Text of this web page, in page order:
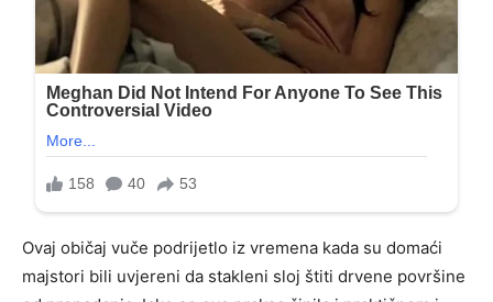
Ovaj običaj vuče podrijetlo iz vremena kada su domaći
majstori bili uvjereni da stakleni sloj štiti drvene površine